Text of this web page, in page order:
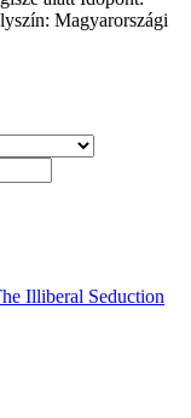
Magyarországi
Illiberal Seduction